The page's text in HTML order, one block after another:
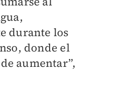
durante los
donde el
aumentar”,